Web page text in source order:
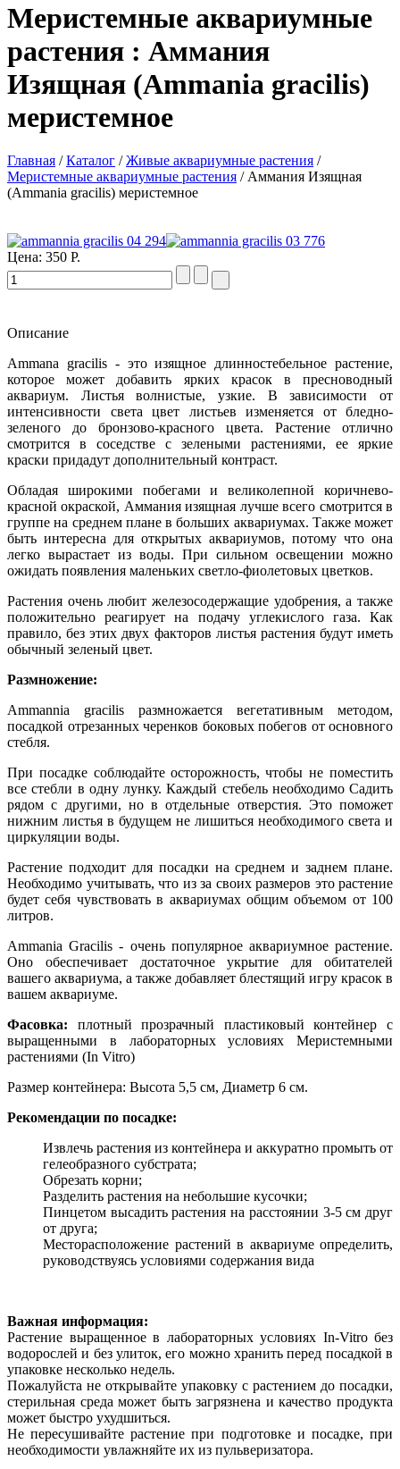
Меристемные аквариумные
растения : Аммания
Изящная (Ammania gracilis)
меристемное
Главная /Каталог /Живые аквариумные растения /
Меристемные аквариумные растения / Аммания Изящная
(Ammania gracilis) меристемное
Цена: 350 Р.
Описание
Ammana gracilis - это изящное длинностебельное растение,
которое может добавить ярких красок в пресноводный
аквариум. Листья волнистые, узкие. В зависимости от
интенсивности света цвет листьев изменяется от бледно-
зеленого до бронзово-красного цвета. Растение отлично
смотрится в соседстве с зелеными растениями, ее яркие
краски придадут дополнительный контраст.
Обладая широкими побегами и великолепной коричнево-
красной окраской, Аммания изящная лучше всего смотрится в
группе на среднем плане в больших аквариумах. Также может
быть интересна для открытых аквариумов, потому что она
легко вырастает из воды. При сильном освещении можно
ожидать появления маленьких светло-фиолетовых цветков.
Растения очень любит железосодержащие удобрения, а также
положительно реагирует на подачу углекислого газа. Как
правило, без этих двух факторов листья растения будут иметь
обычный зеленый цвет.
Размножение:
Ammannia gracilis размножается вегетативным методом,
посадкой отрезанных черенков боковых побегов от основного
стебля.
При посадке соблюдайте осторожность, чтобы не поместить
все стебли в одну лунку. Каждый стебель необходимо Садить
рядом с другими, но в отдельные отверстия. Это поможет
нижним листья в будущем не лишиться необходимого света и
циркуляции воды.
Растение подходит для посадки на среднем и заднем плане.
Необходимо учитывать, что из за своих размеров это растение
будет себя чувствовать в аквариумах общим объемом от 100
литров.
Ammania Gracilis - очень популярное аквариумное растение.
Оно обеспечивает достаточное укрытие для обитателей
вашего аквариума, а также добавляет блестящий игру красок в
вашем аквариуме.
Фасовка:
плотный прозрачный пластиковый контейнер с
выращенными в лабораторных условиях Меристемными
растениями (In Vitro)
Размер контейнера: Высота 5,5 см, Диаметр 6 см.
Рекомендации по посадке:
Извлечь растения из контейнера и аккуратно промыть от
гелеобразного субстрата;
Обрезать корни;
Разделить растения на небольшие кусочки;
Пинцетом высадить растения на расстоянии 3-5 см друг
от друга;
Месторасположение растений в аквариуме определить,
руководствуясь условиями содержания вида
Важная информация:
Растение выращенное в лабораторных условиях In-Vitro без
водорослей и без улиток, его можно хранить перед посадкой в
упаковке несколько недель.
Пожалуйста не открывайте упаковку с растением до посадки,
стерильная среда может быть загрязнена и качество продукта
может быстро ухудшиться.
Не пересушивайте растение при подготовке и посадке, при
необходимости увлажняйте их из пульверизатора.